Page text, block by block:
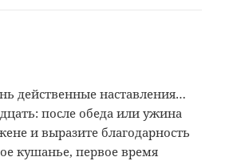
действенные наставления…
после обеда или ужина
и выразите благодарность
кушанье, первое время